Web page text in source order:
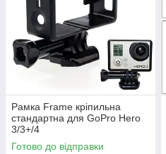
Рамка Frame кріпильна
стандартна для GoPro Hero
3/3+/4
Готово до відправки